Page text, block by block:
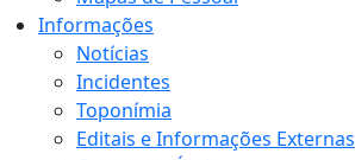
Informações
Notícias
Incidentes
Toponímia
Editais e Informações Externas